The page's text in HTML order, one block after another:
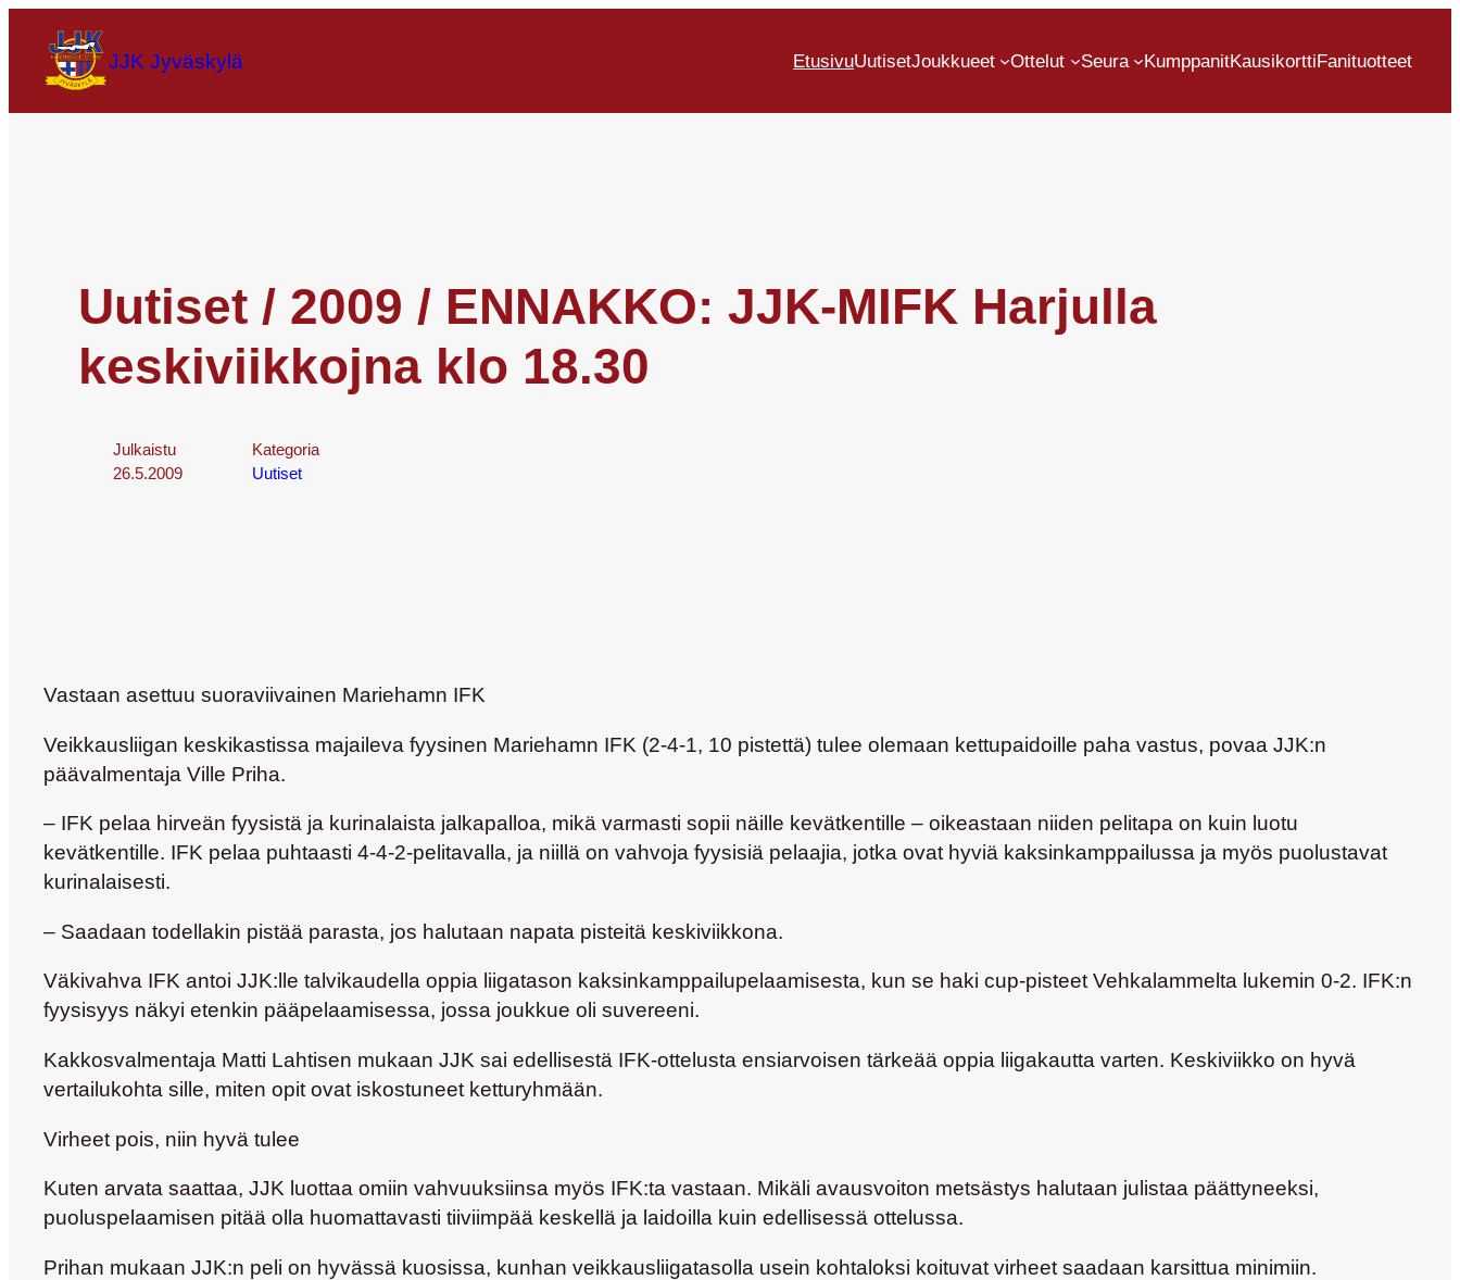
JJK Jyväskylä EtusivuUutisetJoukkueet Ottelut Seura KumppanitKausikorttiFanituotteet
Uutiset / 2009 / ENNAKKO: JJK-MIFK Harjulla
keskiviikkojna klo 18.30
Julkaistu
26.5.2009
Kategoria
Uutiset
Vastaan asettuu suoraviivainen Mariehamn IFK
Veikkausliigan keskikastissa majaileva fyysinen Mariehamn IFK (2-4-1, 10 pistettä) tulee olemaan kettupaidoille paha vastus, povaa JJK:n
päävalmentaja Ville Priha.
– IFK pelaa hirveän fyysistä ja kurinalaista jalkapalloa, mikä varmasti sopii näille kevätkentille – oikeastaan niiden pelitapa on kuin luotu
kevätkentille. IFK pelaa puhtaasti 4-4-2-pelitavalla, ja niillä on vahvoja fyysisiä pelaajia, jotka ovat hyviä kaksinkamppailussa ja myös puolustavat
kurinalaisesti.
– Saadaan todellakin pistää parasta, jos halutaan napata pisteitä keskiviikkona.
Väkivahva IFK antoi JJK:lle talvikaudella oppia liigatason kaksinkamppailupelaamisesta, kun se haki cup-pisteet Vehkalammelta lukemin 0-2. IFK:n
fyysisyys näkyi etenkin pääpelaamisessa, jossa joukkue oli suvereeni.
Kakkosvalmentaja Matti Lahtisen mukaan JJK sai edellisestä IFK-ottelusta ensiarvoisen tärkeää oppia liigakautta varten. Keskiviikko on hyvä
vertailukohta sille, miten opit ovat iskostuneet ketturyhmään.
Virheet pois, niin hyvä tulee
Kuten arvata saattaa, JJK luottaa omiin vahvuuksiinsa myös IFK:ta vastaan. Mikäli avausvoiton metsästys halutaan julistaa päättyneeksi,
puoluspelaamisen pitää olla huomattavasti tiiviimpää keskellä ja laidoilla kuin edellisessä ottelussa.
Prihan mukaan JJK:n peli on hyvässä kuosissa, kunhan veikkausliigatasolla usein kohtaloksi koituvat virheet saadaan karsittua minimiin.